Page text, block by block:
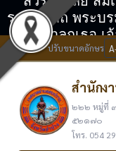
ราชินีนาถ พระบ
พระเจ้าลูกเธอ
ปรับขนาดอักษร
สำนักง
๒๒๒ หมู่ที่ ๓
๕๒๑๗๐
โทร. 054